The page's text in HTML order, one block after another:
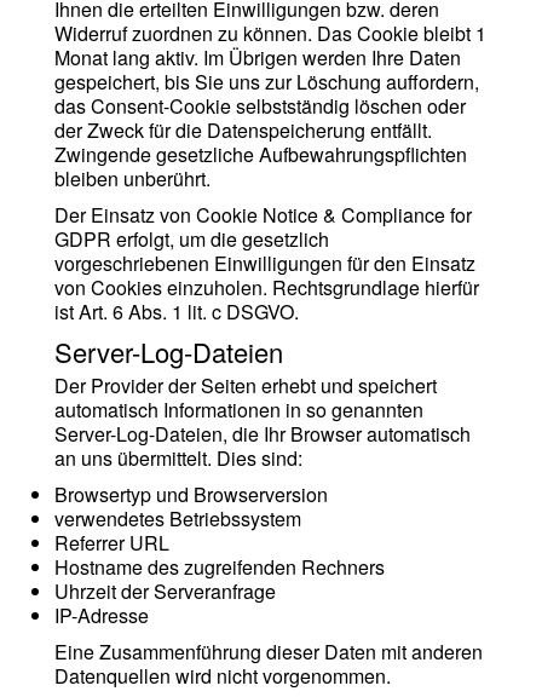
Ihnen die erteilten Einwilligungen bzw. deren
Widerruf zuordnen zu können. Das Cookie bleibt 1
Monat lang aktiv. Im Übrigen werden Ihre Daten
gespeichert, bis Sie uns zur Löschung auffordern,
das Consent-Cookie selbstständig löschen oder
der Zweck für die Datenspeicherung entfällt.
Zwingende gesetzliche Aufbewahrungspflichten
bleiben unberührt.
Der Einsatz von Cookie Notice & Compliance for
GDPR erfolgt, um die gesetzlich
vorgeschriebenen Einwilligungen für den Einsatz
von Cookies einzuholen. Rechtsgrundlage hierfür
ist Art. 6 Abs. 1 lit. c DSGVO.
Server-Log-Dateien
Der Provider der Seiten erhebt und speichert
automatisch Informationen in so genannten
Server-Log-Dateien, die Ihr Browser automatisch
an uns übermittelt. Dies sind:
Browsertyp und Browserversion
verwendetes Betriebssystem
Referrer URL
Hostname des zugreifenden Rechners
Uhrzeit der Serveranfrage
IP-Adresse
Eine Zusammenführung dieser Daten mit anderen
Datenquellen wird nicht vorgenommen.